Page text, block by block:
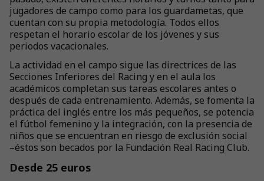
jugadores de campo como para los guardametas, que
cuentan con su propia metodología. Todos ellos
respetan el horario escolar de los jóvenes y sus
periodos vacacionales.
La actividad en el campo sigue las directrices de las
Secciones Inferiores del Racing y en el aula los
académicos completan sus tareas escolares antes o
después de cada entrenamiento. Además, se fomenta la
práctica del inglés entre los más pequeños, se potencia
el fútbol femenino y la integración, con la presencia de
niños que se encuentran en riesgo de exclusión social
–éstos son becados por la Fundación Real Racing Club.
Desde 25 euros